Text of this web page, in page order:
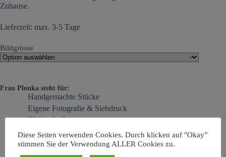
Zuhause.
Lieferzeit: max. 3-5 Tage
Bildgrösse
Frau Plonka steht für:
Handgemachte Stücke
Eigene Fotografie & Siebdruck
Kleine Auflagen
Auch als besonderes Geschenk
Dinge mit Persönlichkeit
Diese Seiten verwenden Cookies. Durch klicken auf "Okay”
stimmen Sie der Verwendung ALLER Cookies zu.